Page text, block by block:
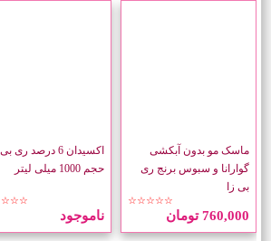
ماسک مو بدون آبکشی
گوارانا و سبوس برنج ری
بی زا
☆☆☆☆☆
760,000 تومان
اکسیدان 6 درصد ری
حجم 1000 میلی لیتر
ناموجود